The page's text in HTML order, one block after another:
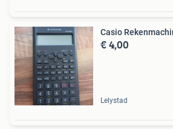
Casio
€ 4,00
Lelystad